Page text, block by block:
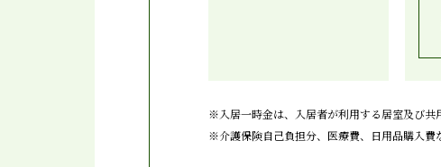
※入居一時金は、入居者が利用する居室及び共
※介護保険自己負担分、医療費、日用品購入費